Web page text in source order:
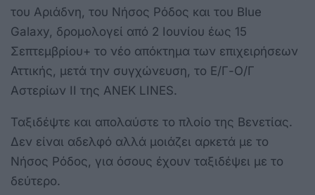
του Αριάδνη, του Νήσος Ρόδος και του Blue
Galaxy, δρομολογεί από 2 Ιουνίου έως 15
Σεπτεμβρίου+ το νέο απόκτημα των επιχειρήσεων
Αττικής, μετά την συγχώνευση, το Ε/Γ-Ο/Γ
Αστερίων ΙΙ της ΑΝΕΚ LINES.
Ταξιδέψτε και απολαύστε το πλοίο της Βενετίας.
Δεν είναι αδελφό αλλά μοιάζει αρκετά με το
Νήσος Ρόδος, για όσους έχουν ταξιδέψει με το
δεύτερο.